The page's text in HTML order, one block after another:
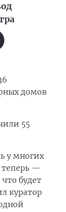
домов
55
у многих
теперь —
будет
куратор